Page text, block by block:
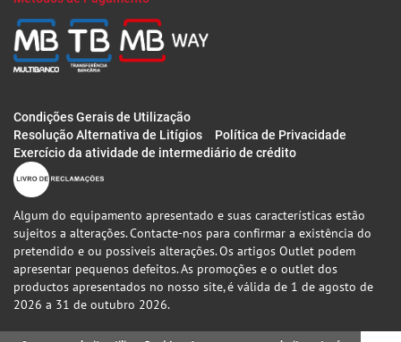
Condições Gerais de Utilização
Resolução Alternativa de Litígios
Política de Privacidade
Exercício da atividade de intermediário de crédito
Algum do equipamento apresentado e suas características estão
sujeitos a alterações. Contacte-nos para confirmar a existência do
pretendido e ou possiveis alterações. Os artigos Outlet podem
apresentar pequenos defeitos. As promoções e o outlet dos
productos apresentados no nosso site, é válida de 1 de agosto de
2026 a 31 de outubro 2026.